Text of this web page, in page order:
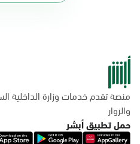
منصة تقدم خدمات وزارة الداخلية
والزوار
حمل تطبيق أبشر